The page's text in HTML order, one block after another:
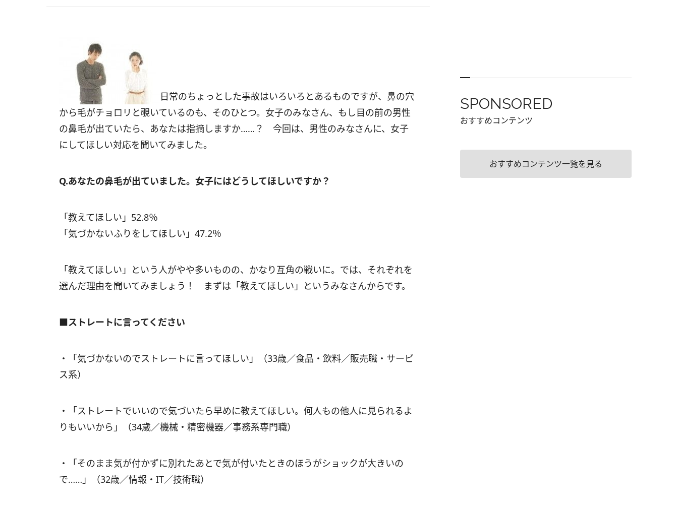
日常のちょっとした事故はいろいろとあるものですが、鼻の穴
から毛がチョロリと覗いているのも、そのひとつ。女子のみなさん、もし目の前の男性
の鼻毛が出ていたら、あなたは指摘しますか……？ 今回は、男性のみなさんに、女子
にしてほしい対応を聞いてみました。
Q.あなたの鼻毛が出ていました。女子にはどうしてほしいですか？
「教えてほしい」52.8％
「気づかないふりをしてほしい」47.2％
「教えてほしい」という人がやや多いものの、かなり互角の戦いに。では、それぞれを
選んだ理由を聞いてみましょう！ まずは「教えてほしい」というみなさんからです。
■ストレートに言ってください
・「気づかないのでストレートに言ってほしい」（33歳／食品・飲料／販売職・サービ
ス系）
・「ストレートでいいので気づいたら早めに教えてほしい。何人もの他人に見られるよ
りもいいから」（34歳／機械・精密機器／事務系専門職）
・「そのまま気が付かずに別れたあとで気が付いたときのほうがショックが大きいの
で……」（32歳／情報・IT／技術職）
SPONSORED
おすすめコンテンツ
おすすめコンテンツ一覧を見る